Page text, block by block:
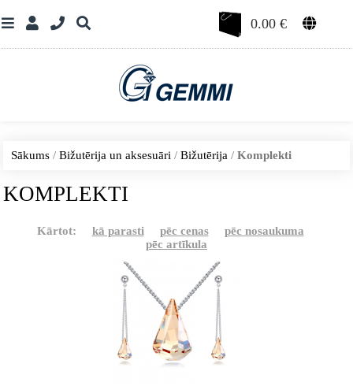
0.00€
Sākums /Bižutērija un aksesuāri /Bižutērija /Komplekti
KOMPLEKTI
Kārtot: kā parasti pēc cenas
pēc nosaukuma
pēc artīkula